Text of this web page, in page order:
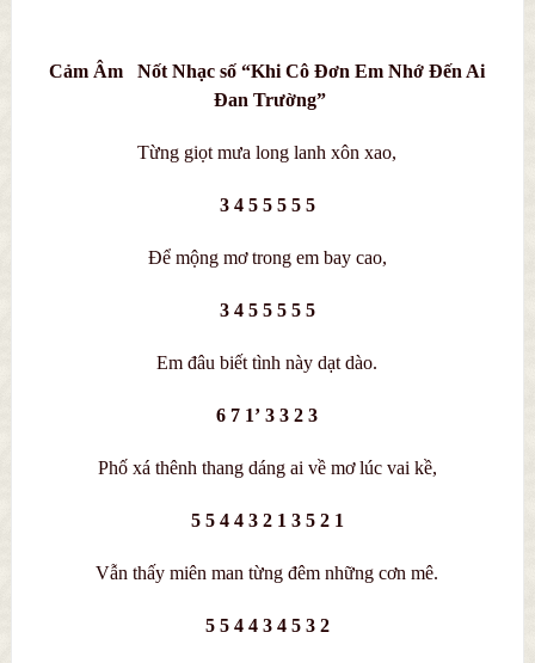
Cảm Âm Nốt Nhạc số “Khi Cô Đơn Em Nhớ Đến Ai
Đan Trường”
Từng giọt mưa long lanh xôn xao,
3 4 5 5 5 5 5
Để mộng mơ trong em bay cao,
3 4 5 5 5 5 5
Em đâu biết tình này dạt dào.
6 7 1’ 3 3 2 3
Phố xá thênh thang dáng ai về mơ lúc vai kề,
5 5 4 4 3 2 1 3 5 2 1
Vẫn thấy miên man từng đêm những cơn mê.
5 5 4 4 3 4 5 3 2